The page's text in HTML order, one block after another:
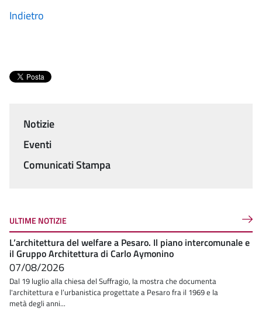
Indietro
Menu
Notizie
Eventi
Comunicati Stampa
ULTIME NOTIZIE
L’architettura del welfare a Pesaro. Il piano intercomunale e
il Gruppo Architettura di Carlo Aymonino
07/08/2026
Dal 19 luglio alla chiesa del Suffragio, la mostra che documenta
l'architettura e l’urbanistica progettate a Pesaro fra il 1969 e la
metà degli anni...